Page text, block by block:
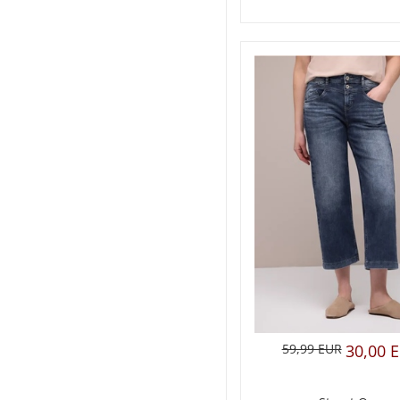
59,99 EUR 30,00